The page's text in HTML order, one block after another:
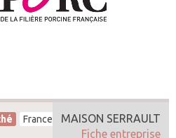
France
MAISON SERRAULT
Fiche entreprise